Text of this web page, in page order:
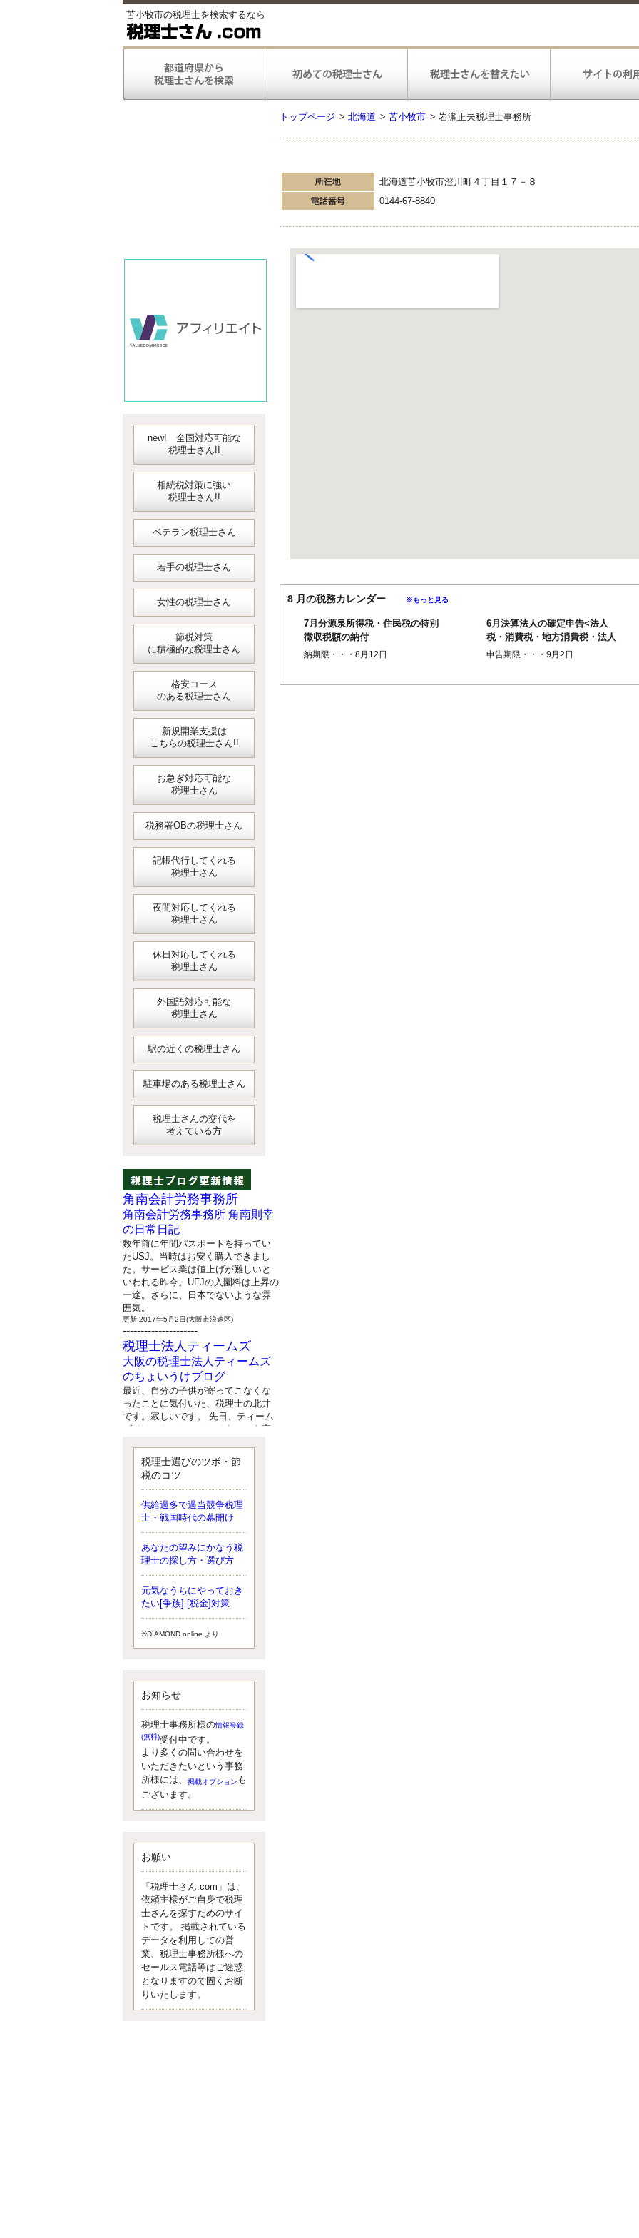
苫小牧市の税理士を検索するなら
new! 全国対応可能な
税理士さん!!
相続税対策に強い
税理士さん!!
ベテラン税理士さん
若手の税理士さん
女性の税理士さん
節税対策
に積極的な税理士さん
格安コース
のある税理士さん
新規開業支援は
こちらの税理士さん!!
お急ぎ対応可能な
税理士さん
税務署OBの税理士さん
記帳代行してくれる
税理士さん
夜間対応してくれる
税理士さん
休日対応してくれる
税理士さん
外国語対応可能な
税理士さん
駅の近くの税理士さん
駐車場のある税理士さん
税理士さんの交代を
考えている方
角南会計労務事務所
角南会計労務事務所 角南則幸
の日常日記
数年前に年間パスポートを持ってい
たUSJ。当時はお安く購入できまし
た。サービス業は値上げが難しいと
いわれる昨今。UFJの入園料は上昇の
一途。さらに、日本でないような雰
囲気。
更新:2017年5月2日(大阪市浪速区)
---------------------
税理士法人ティームズ
大阪の税理士法人ティームズ
のちょいうけブログ
最近、自分の子供が寄ってこなくな
ったことに気付いた、税理士の北井
です。寂しいです。 先日、ティーム
ズイベントとしてバーベキューを実
と思いましたが、そこはセンスある
後のブロガーに任せようと思いま
更新:2017年5月1日(大阪市北区)
---------------------
サクセス会計事務所
サクセス税理士のお役立ちブ
ログ
平成２７年１月１日以降開始の相続
より、相続税の基礎控除額（相続税
が課税されない遺産の上限額）が縮
小されたため、お亡くなりになった
更新:2017年5月1日(大阪市中央区)
---------------------
湘南のぽっちゃり女性税理士
松村文子と湘南ＢＵ
また最近、税理士試験のご相談を受
けることおおくなりました。受験申
し込み受け付け開始になるからです
ね。勉強したが、中途半端なので、
受験が無駄に思っている人もいるよ
うです。まず、私ならダメと思う前
に、全力で勝負してみたいです！
更新:2017年5月1日(神奈川県藤沢市)
---------------------
イクメン税理士による税金ブ
ログです。
なくて七クセ 目は口ほどにモノを言
う 色んなことわざがありますが、無
意識に出ている身体のサイン。 心理
学では、ちゃんと意味があるようで
す。 疑問に思ったら考える 先日知り
合った方、初対面では何
更新:2017年5月1日(京都市下京区)
---------------------
内田敦税理士事務所
イクメン税理士による税金ブ
ログです。
税理士選びのツボ・節
税のコツ
供給過多で過当競争税理
士・戦国時代の幕開け
あなたの望みにかなう税
理士の探し方・選び方
元気なうちにやっておき
たい[争族] [税金]対策
※DIAMOND online より
お知らせ
税理士事務所様の情報登録
(無料)受付中です。
より多くの問い合わせを
いただきたいという事務
所様には、
掲載オプション も
ございます。
お願い
「税理士さん.com」は、
依頼主様がご自身で税理
士さんを探すためのサイ
トです。 掲載されている
データを利用しての営
業、税理士事務所様への
セールス電話等はご迷惑
となりますので固くお断
りいたします。
トップページ > 北海道 > 苫小牧市 > 岩瀬正夫税理士事務所
北海道苫小牧市澄川町４丁目１７－８
0144-67-8840
8 月の税務カレンダー ※もっと見る
7月分源泉所得税・住民税の特別
徴収税額の納付
納期限・・・8月12日
6月決算法人の確定申告<法人
税・消費税・地方消費税・法人
事業税・（法人事業所税）・法
申告期限・・・9月2日